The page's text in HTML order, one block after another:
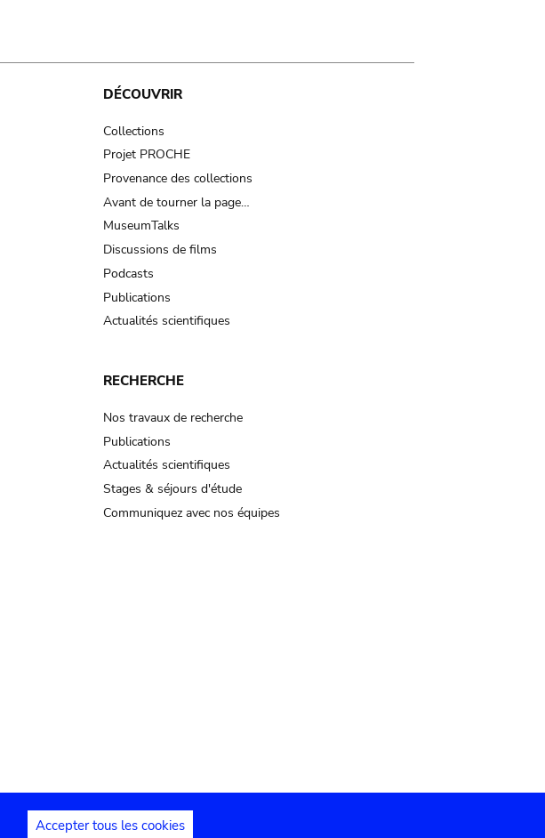
DÉCOUVRIR
Collections
Projet PROCHE
Provenance des collections
Avant de tourner la page…
MuseumTalks
Discussions de films
Podcasts
Publications
Actualités scientifiques
RECHERCHE
Nos travaux de recherche
Publications
Actualités scientifiques
Stages & séjours d'étude
Communiquez avec nos équipes
Accepter tous les cookies